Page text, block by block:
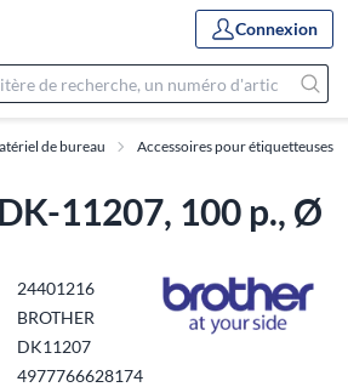
Connexion
de bureau Accessoires pour étiquetteuses
11207, 100 p., Ø
24401216
BROTHER
DK11207
4977766628174